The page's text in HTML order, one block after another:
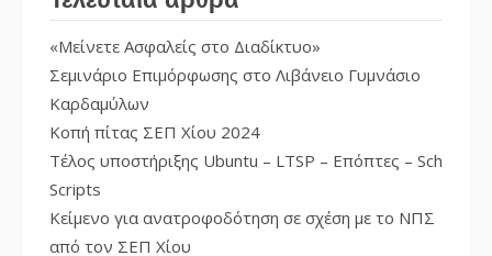
«Μείνετε Ασφαλείς στο Διαδίκτυο»
Σεμινάριο Επιμόρφωσης στο Λιβάνειο Γυμνάσιο
Καρδαμύλων
Κοπή πίτας ΣΕΠ Χίου 2024
Τέλος υποστήριξης Ubuntu – LTSP – Επόπτες – Sch
Scripts
Κείμενο για ανατροφοδότηση σε σχέση με το ΝΠΣ
από τον ΣΕΠ Χίου